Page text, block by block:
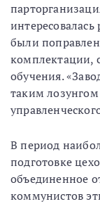
были
комплектации,
обучения.
таким
В период
подготовке
объединенное
коммунистов